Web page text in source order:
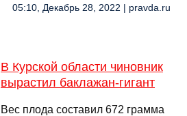
05:10, Декабрь 28, 2022 | pravda.ru
В Курской области чиновник
вырастил баклажан-гигант
Вес плода составил 672 грамма